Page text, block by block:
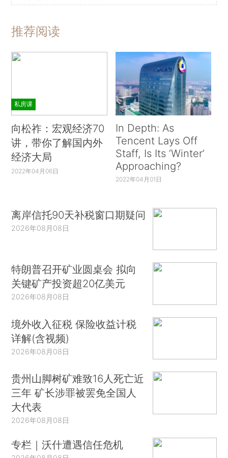
推荐阅读
私房课
向松祚：宏观经济70
讲，带你了解国内外
经济大局
2022年04月06日
In Depth: As
Tencent Lays Off
Staff, Is Its ‘Winter’
Approaching?
2022年04月01日
离岸信托90天补税窗口期疑问
2026年08月08日
特朗普召开矿业圆桌会 拟向
关键矿产投资超20亿美元
2026年08月08日
境外收入征税 保险收益计税
详解(含视频)
2026年08月08日
贵州山脚树矿难致16人死亡近
三年 矿长涉罪被罢免全国人
大代表
2026年08月08日
专栏｜沃什遭遇信任危机